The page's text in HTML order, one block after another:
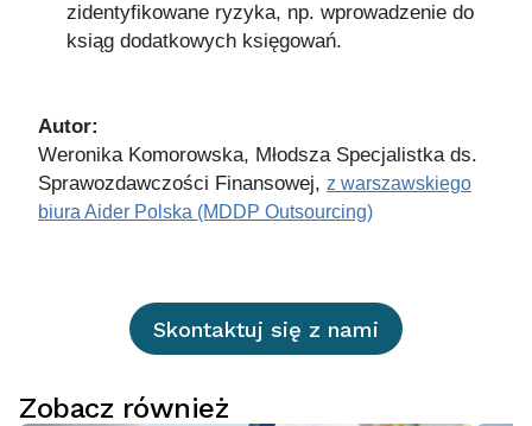
zidentyfikowane ryzyka, np. wprowadzenie do
ksiąg dodatkowych księgowań.
Autor:
Weronika Komorowska, Młodsza Specjalistka ds.
Sprawozdawczości Finansowej, z warszawskiego
biura Aider Polska (MDDP Outsourcing)
Skontaktuj się z nami
Zobacz również